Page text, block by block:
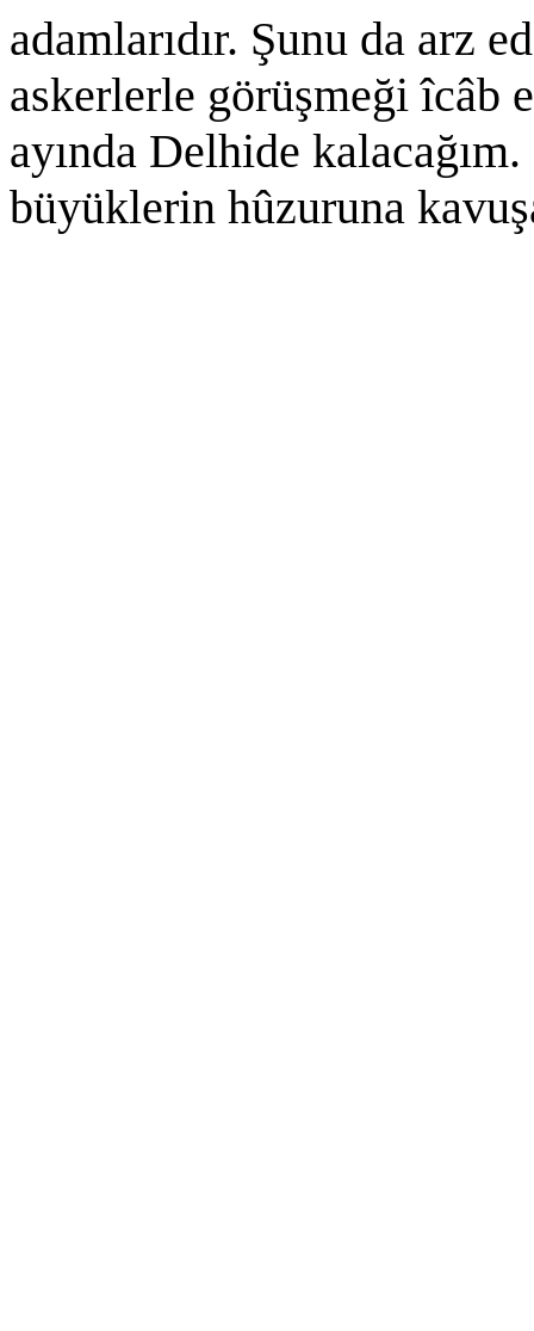
adamlarıdır. Şunu da arz
askerlerle görüşmeği îcâb
ayında Delhide
büyüklerin hûzuruna